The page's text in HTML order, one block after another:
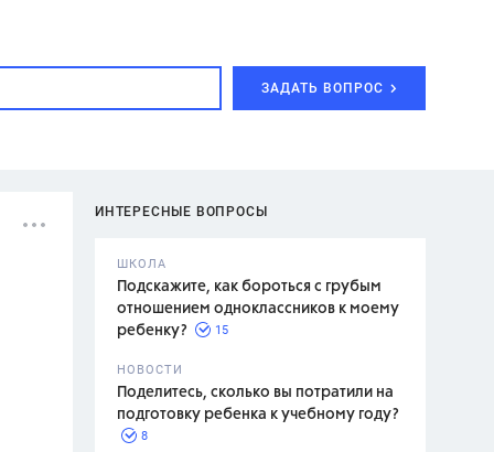
ЗАДАТЬ ВОПРОС
ИНТЕРЕСНЫЕ ВОПРОСЫ
ШКОЛА
Подскажите, как бороться с грубым
отношением одноклассников к моему
ребенку?
15
НОВОСТИ
Поделитесь, сколько вы потратили на
подготовку ребенка к учебному году?
8